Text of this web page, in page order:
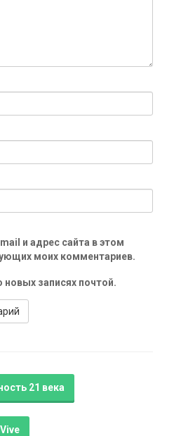
и адрес сайта в этом
моих комментариев.
записях почтой.
21 века